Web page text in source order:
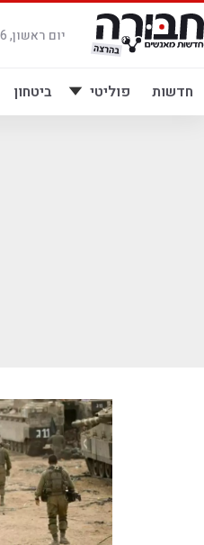
דלג
לתוכן
יום ראשון, 09/08/2026
חדשות פוליטי ביטחון